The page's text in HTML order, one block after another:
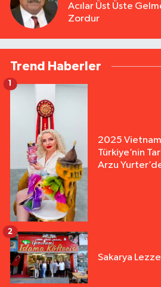
Acılar Üst Üste
Zordur
Trend Haberler
2025
Türkiye’nin
Arzu
1
Sakarya
2